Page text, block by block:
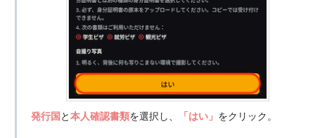
発行国 と本人確認書類を選択し、 「はい」 をクリック。